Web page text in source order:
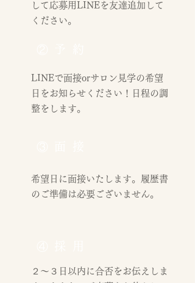
して応募用LINEを友達追加して
ください。
LINEで面接orサロン見学の希望
日をお知らせください！日程の調
整をします。
希望日に面接いたします。履歴書
のご準備は必要ございません。
２〜３日以内に合否をお伝えしま